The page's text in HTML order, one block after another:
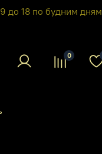
до 18 по будним дням
0